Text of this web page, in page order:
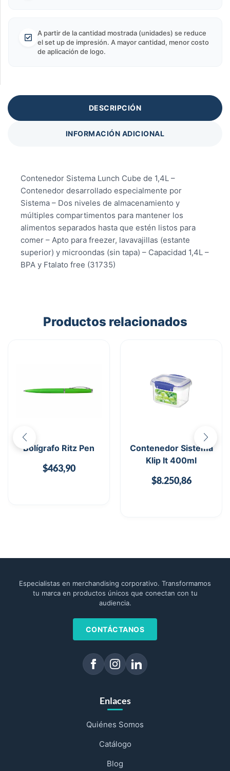
A partir de la cantidad mostrada (unidades) se reduce
el set up de impresión. A mayor cantidad, menor costo
de aplicación de logo.
DESCRIPCIÓN
INFORMACIÓN ADICIONAL
Contenedor Sistema Lunch Cube de 1,4L –
Contenedor desarrollado especialmente por
Sistema – Dos niveles de almacenamiento y
múltiples compartimentos para mantener los
alimentos separados hasta que estén listos para
comer – Apto para freezer, lavavajillas (estante
superior) y microondas (sin tapa) – Capacidad 1,4L –
BPA y Ftalato free (31735)
Productos relacionados
Bolígrafo Ritz Pen
$463,90
Contenedor Sistema
Klip It 400ml
$8.250,86
Especialistas en merchandising corporativo. Transformamos
tu marca en productos únicos que conectan con tu
audiencia.
CONTÁCTANOS
Enlaces
Quiénes Somos
Catálogo
Blog